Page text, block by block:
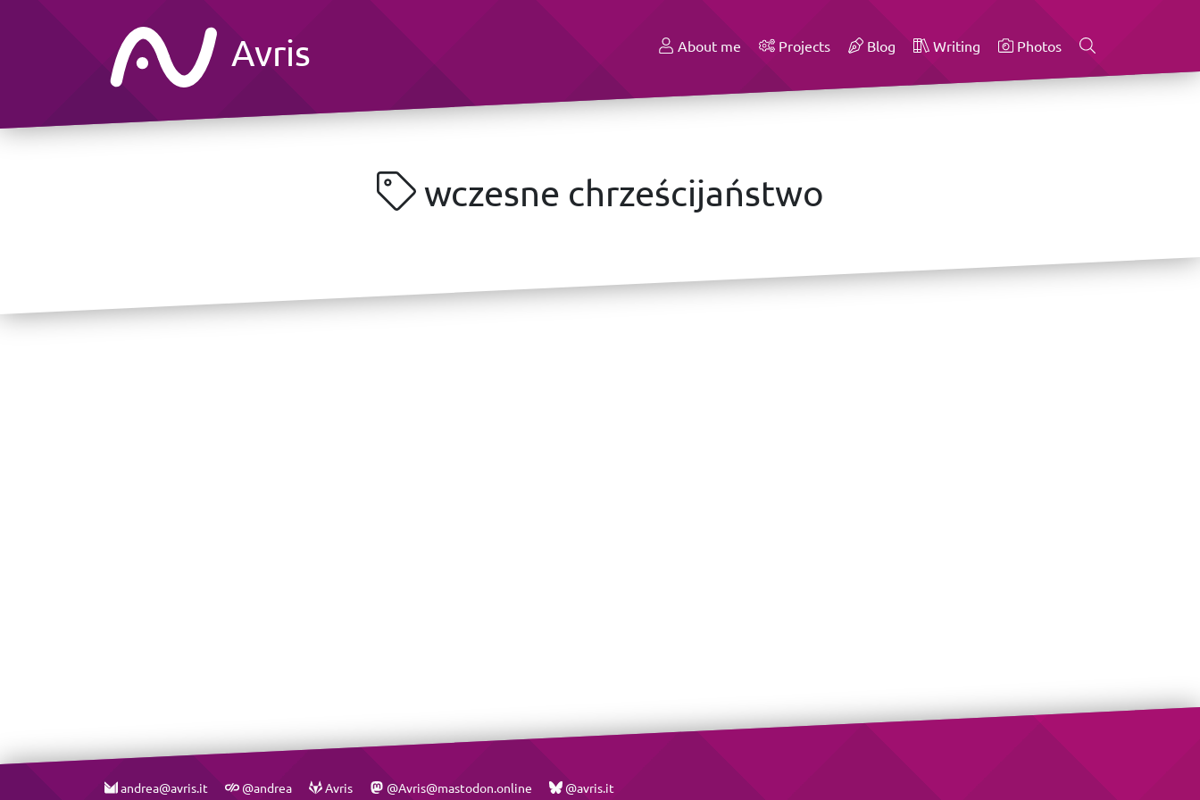
Avris About me Projects Blog Writing Photos
wczesne chrześcijaństwo
andrea@avris.it @andrea Avris @Avris@mastodon.online @avris.it